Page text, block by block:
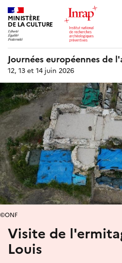
MINISTÈRE
DE LA CULTURE
Journées européennes de
12, 13 et 14 juin 2026
Visite de
Louis
©ONF